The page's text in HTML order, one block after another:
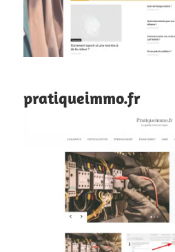
pratiqueimmo.fr